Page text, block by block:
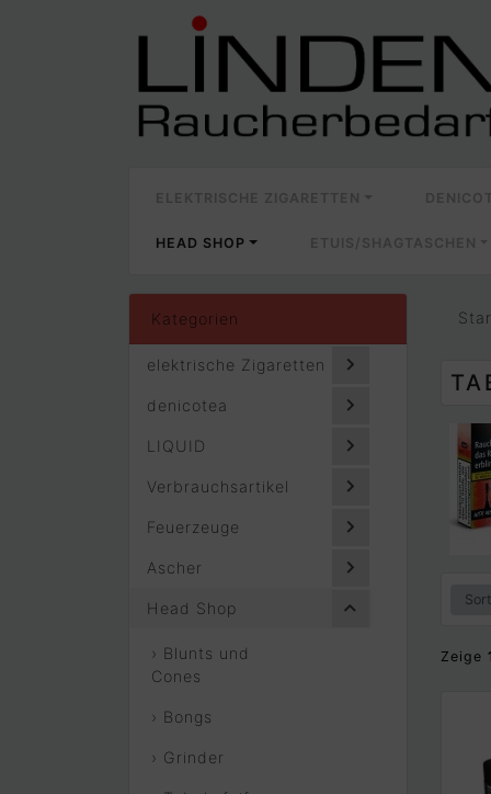
HEAD SHOP
Kategorien
elektrische Zigaretten
denicotea
LIQUID
Verbrauchsartikel
Feuerzeuge
Ascher
Head Shop
› Blunts und
Cones
› Bongs
› Grinder
Zeige